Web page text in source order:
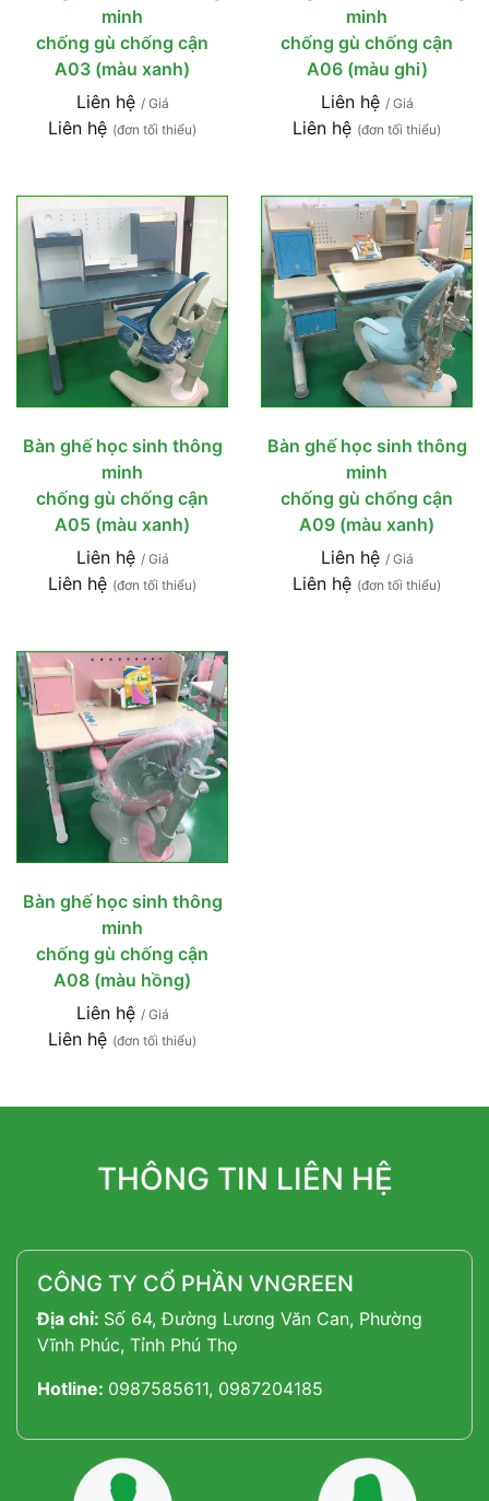
minh
chống gù chống cận
A03 (màu xanh)
Liên hệ / Giá
Liên hệ (đơn tối thiểu)
minh
chống gù chống cận
A06 (màu ghi)
Liên hệ / Giá
Liên hệ (đơn tối thiểu)
Bàn ghế học sinh thông
minh
chống gù chống cận
A05 (màu xanh)
Liên hệ / Giá
Liên hệ (đơn tối thiểu)
Bàn ghế học sinh thông
minh
chống gù chống cận
A09 (màu xanh)
Liên hệ / Giá
Liên hệ (đơn tối thiểu)
Bàn ghế học sinh thông
minh
chống gù chống cận
A08 (màu hồng)
Liên hệ / Giá
Liên hệ (đơn tối thiểu)
THÔNG TIN LIÊN HỆ
CÔNG TY CỔ PHẦN VNGREEN
Địa chỉ: Số 64, Đường Lương Văn Can, Phường
Vĩnh Phúc, Tỉnh Phú Thọ
Hotline: 0987585611, 0987204185